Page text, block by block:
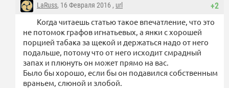
+2
LaRuss, 16 Февраля 2016 , url
Когда читаешь статью такое впечатление, что это
не потомок графов игнатьевых, а янки с хорошей
порцией табака за щекой и держаться надо от него
подальше, потому что от него исходит смрадный
запах и плюнуть он может прямо на вас.
Было бы хорошо, если бы он подавился собственным
враньем, слюной и злобой.